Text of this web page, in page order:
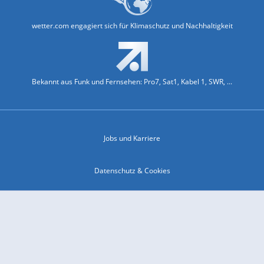
wetter.com engagiert sich für Klimaschutz und Nachhaltigkeit
Bekannt aus Funk und Fernsehen: Pro7, Sat1, Kabel 1, SWR, ...
Jobs und Karriere
Datenschutz & Cookies